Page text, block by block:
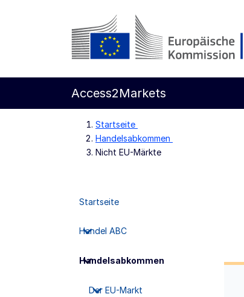
Weiter zum Hauptteil
Access2Markets
Startseite
Handelsabkommen
Nicht EU-Märkte
Startseite
Handel ABC
Handelsabkommen
Der EU-Markt